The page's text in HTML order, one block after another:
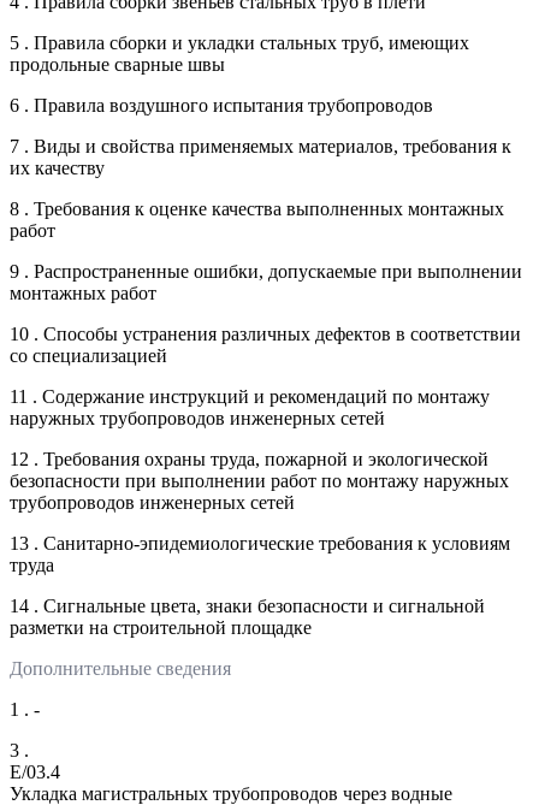
5 . Правила сборки и укладки стальных труб, имеющих
продольные сварные швы
6 . Правила воздушного испытания трубопроводов
7 . Виды и свойства применяемых материалов, требования к
их качеству
8 . Требования к оценке качества выполненных монтажных
работ
9 . Распространенные ошибки, допускаемые при выполнении
монтажных работ
10 . Способы устранения различных дефектов в соответствии
со специализацией
11 . Содержание инструкций и рекомендаций по монтажу
наружных трубопроводов инженерных сетей
12 . Требования охраны труда, пожарной и экологической
безопасности при выполнении работ по монтажу наружных
трубопроводов инженерных сетей
13 . Санитарно-эпидемиологические требования к условиям
труда
14 . Сигнальные цвета, знаки безопасности и сигнальной
разметки на строительной площадке
Дополнительные сведения
1 . -
3 .
E/03.4
Укладка магистральных трубопроводов через водные